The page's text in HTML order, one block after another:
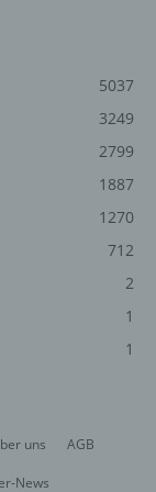
5037
3249
2799
1887
1270
712
2
1
1
uns AGB
News
zu
Diese
werden
erhöhen,
die von uns
Logfiles
Person
auf der